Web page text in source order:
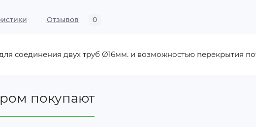
Отзывов 0
соединения двух труб Ø16мм. и возможностью перекрытия
покупают